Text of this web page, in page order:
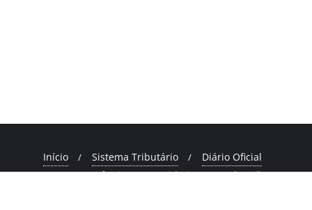
Início Sistema Tributário
Diário Oficial
Transparência
Ouvidoria
Webmail